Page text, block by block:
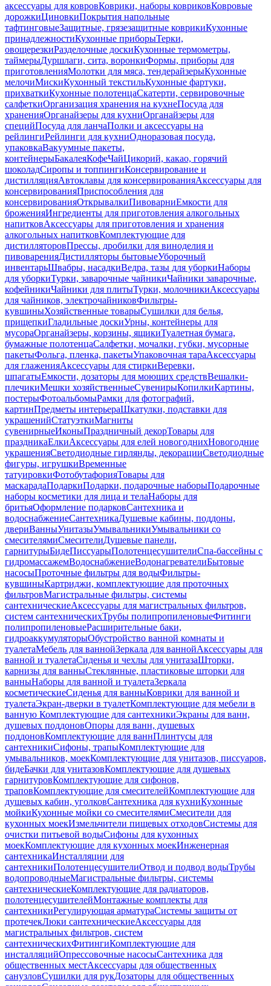
аксессуары для ковровКоврики, наборы ковриковКовровые
дорожкиЦиновкиПокрытия напольные
тафтинговыеЗащитные, грязезащитные коврикиКухонные
принадлежностиКухонные приборыТерки,
овощерезкиРазделочные доскиКухонные термометры,
таймерыДуршлаги, сита, воронкиФормы, приборы для
приготовленияМолотки для мяса, тендерайзерыКухонные
мелочиМискиКухонный текстильКухонные фартуки,
прихваткиКухонные полотенцаСкатерти, сервировочные
салфеткиОрганизация хранения на кухнеПосуда для
храненияОрганайзеры для кухниОрганайзеры для
специйПосуда для ланчаПолки и аксессуары на
рейлингиРейлинги для кухниОдноразовая посуда,
упаковкаВакуумные пакеты,
контейнерыБакалеяКофеЧайЦикорий, какао, горячий
шоколадСиропы и топпингиКонсервирование и
дистилляцияАвтоклавы для консервированияАксессуары для
консервированияПриспособления для
консервированияОткрывалкиПивоварниЕмкости для
броженияИнгредиенты для приготовления алкогольных
напитковАксессуары для приготовления и хранения
алкогольных напитковКомплектующие для
дистилляторовПрессы, дробилки для виноделия и
пивоваренияДистилляторы бытовыеУборочный
инвентарьШвабры, насадкиВедра, тазы для уборкиНаборы
для уборкиТурки, заварочные чайникиЧайники заварочные,
кофейникиЧайники для плитыТурки, молочникиАксессуары
для чайников, электрочайниковФильтры-
кувшиныХозяйственные товарыСушилки для белья,
прищепкиГладильные доскиУрны, контейнеры для
мусораОрганайзеры, корзины, ящикиТуалетная бумага,
бумажные полотенцаСалфетки, мочалки, губки, мусорные
пакетыФольга, пленка, пакетыУпаковочная тараАксессуары
для глаженияАксессуары для стиркиВеревки,
шпагатыЕмкости, дозаторы для моющих средствВешалки-
плечикиМешки хозяйственныеСувенирыКопилкиКартины,
постерыФотоальбомыРамки для фотографий,
картинПредметы интерьераШкатулки, подставки для
украшенийСтатуэткиМагниты
сувенирныеИконыПраздничный декорТовары для
праздникаЕлкиАксессуары для елей новогоднихНовогодние
украшенияСветодиодные гирлянды, декорацииСветодиодные
фигуры, игрушкиВременные
татуировкиФотобутафорияТовары для
маскарадаПодаркиПодарки, подарочные наборыПодарочные
наборы косметики для лица и телаНаборы для
бритьяОформление подарковСантехника и
водоснабжениеСантехникаДушевые кабины, поддоны,
двериВанныУнитазыУмывальникиУмывальники со
смесителямиСмесителиДушевые панели,
гарнитурыБидеПиссуарыПолотенцесушителиСпа-бассейны с
гидромассажемВодоснабжениеВодонагревателиБытовые
насосыПроточные фильтры для водыФильтры-
кувшиныКартриджи, комплектующие для проточных
фильтровМагистральные фильтры, системы
сантехническиеАксессуары для магистральных фильтров,
систем сантехническихТрубы полипропиленовыеФитинги
полипропиленовыеРасширительные баки,
гидроаккумуляторыОбустройство ванной комнаты и
туалетаМебель для ваннойЗеркала для ваннойАксессуары для
ванной и туалетаСиденья и чехлы для унитазаШторки,
карнизы для ванныСтеклянные, пластиковые шторки для
ванныНаборы для ванной и туалетаЗеркала
косметическиеСиденья для ванныКоврики для ванной и
туалетаЭкран-дверки в туалетКомплектующие для мебели в
ванную Комплектующие для сантехникиЭкраны для ванн,
душевых поддоновОпоры для ванн, душевых
поддоновКомплектующие для ваннПлинтусы для
сантехникиСифоны, трапыКомплектующие для
умывальников, моекКомплектующие для унитазов, писсуаров,
бидеБачки для унитазовКомплектующие для душевых
гарнитуровКомплектующие для сифонов,
траповКомплектующие для смесителейКомплектующие для
душевых кабин, уголковСантехника для кухниКухонные
мойкиКухонные мойки со смесителямиСмесители для
кухонных моекИзмельчители пищевых отходовСистемы для
очистки питьевой водыСифоны для кухонных
моекКомплектующие для кухонных моекИнженерная
сантехникаИнсталляции для
сантехникиПолотенцесушителиОтвод и подвод водыТрубы
водопроводныеМагистральные фильтры, системы
сантехническиеКомплектующие для радиаторов,
полотенцесушителейМонтажные комплекты для
сантехникиРегулирующая арматураСистемы защиты от
протечекЛюки сантехническиеАксессуары для
магистральных фильтров, систем
сантехническихФитингиКомплектующие для
инсталляцийОпрессовочные насосыСантехника для
общественных местАксессуары для общественных
санузловСушилки для рукДозаторы для общественных